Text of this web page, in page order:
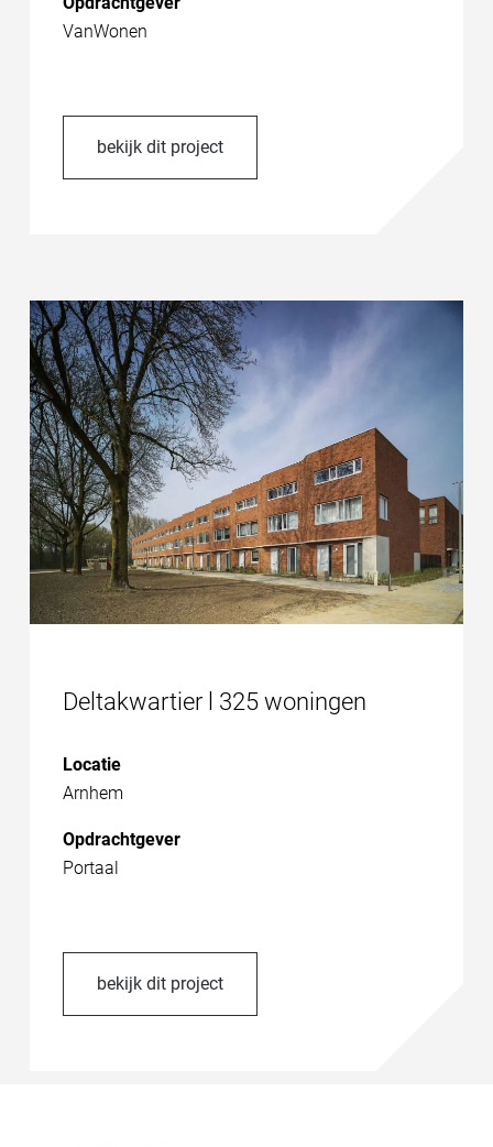
VanWonen
bekijk dit project
Deltakwartier l 325 woningen
Locatie
Arnhem
Opdrachtgever
Portaal
bekijk dit project